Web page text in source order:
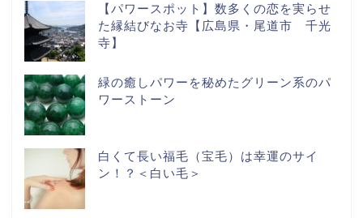
【パワースポット】数多くの恋を実らせ
た縁結びなお寺【広島県・尾道市 千光
寺】
緑の癒しパワーを秘めたグリーン系のパ
ワーストーン
白くて長い福毛（宝毛）は幸運のサイ
ン！？＜白い毛＞